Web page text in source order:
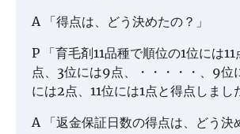
A 「得点は、どう決めたの？」
P 「育毛剤11品種で順位の1位には
点、3位には9点、・・・・・、9位
には2点、11位には1点と得点しまし
A 「返金保証日数の得点は、どう決